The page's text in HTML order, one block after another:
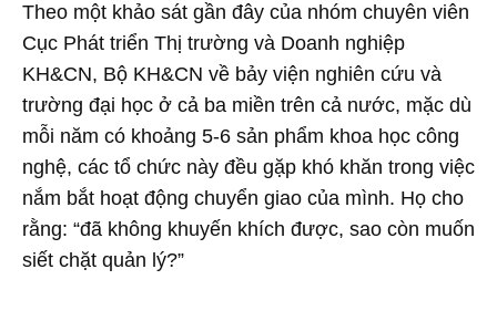
Theo một khảo sát gần đây của nhóm chuyên viên
Cục Phát triển Thị trường và Doanh nghiệp
KH&CN, Bộ KH&CN về bảy viện nghiên cứu và
trường đại học ở cả ba miền trên cả nước, mặc dù
mỗi năm có khoảng 5-6 sản phẩm khoa học công
nghệ, các tổ chức này đều gặp khó khăn trong việc
nắm bắt hoạt động chuyển giao của mình. Họ cho
rằng: “đã không khuyến khích được, sao còn muốn
siết chặt quản lý?”